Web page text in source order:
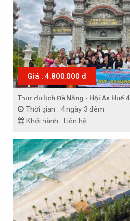
Giá : 4.800.000 đ
Tour du lịch Đà Nẵng - Hội An Huế
Thời gian : 4 ngày 3 đêm
Khởi hành : Liên hệ